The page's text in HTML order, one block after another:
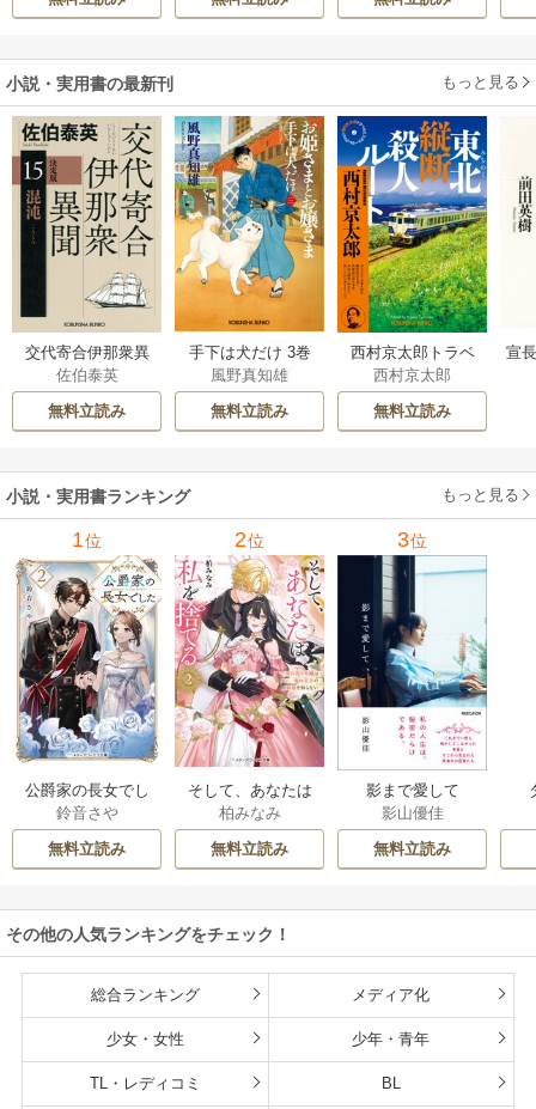
小説・実用書の最新刊 もっと見る
交代寄合伊那衆異
聞 15巻
佐伯泰英
無料立読み
手下は犬だけ 3巻
風野真知雄
無料立読み
西村京太郎トラベ
ルミステリー・セ
レクション 2巻
西村京太郎
無料立読み
宣
小説・実用書ランキング もっと見る
1位
公爵家の長女でし
た
鈴音さや
無料立読み
2位
そして、あなたは
私を捨てる
柏みなみ
無料立読み
3位
影まで愛して
影山優佳
無料立読み
その他の人気ランキングをチェック！
総合ランキング メディア化
少女・女性 少年・青年
TL・レディコミ BL